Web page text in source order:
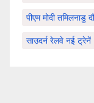
पीएम मोदी तमिलनाडु
साउदर्न रेलवे नई ट्रेनें